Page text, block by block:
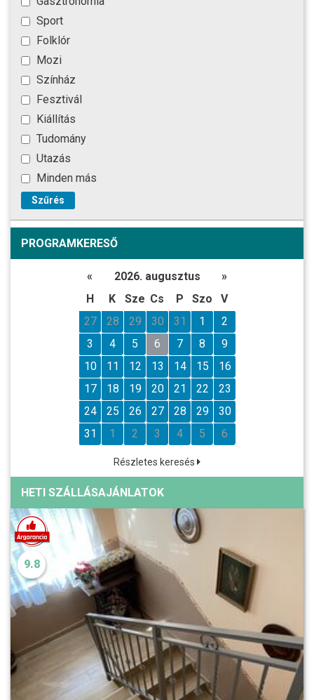
Sport
Folklór
Mozi
Színház
Fesztivál
Kiállítás
Tudomány
Utazás
Minden más
Szűrés
PROGRAMKERESŐ
« 2026. augusztus
»
H
K Sze Cs P Szo
V
27
28 29 30 31 1
2
3
4 5 6 7 8
9
10
11 12 13 14 15
16
17
18 19 20 21 22
23
24
25 26 27 28 29
30
31
1 2 3 4 5 6
Részletes keresés
HETI SZÁLLÁSAJÁNLATOK
9.8